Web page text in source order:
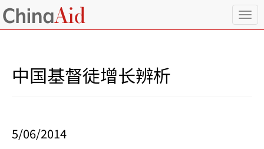
T
o
中国基督徒增长辨析
5/06/2014